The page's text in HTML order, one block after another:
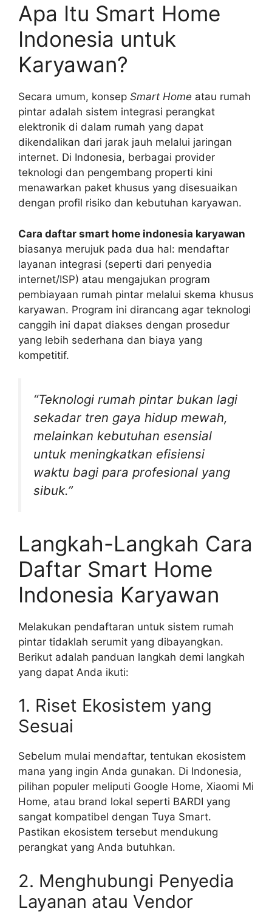
Apa Itu Smart Home
Indonesia untuk
Karyawan?
Secara umum, konsep Smart Home atau rumah
pintar adalah sistem integrasi perangkat
elektronik di dalam rumah yang dapat
dikendalikan dari jarak jauh melalui jaringan
internet. Di Indonesia, berbagai provider
teknologi dan pengembang properti kini
menawarkan paket khusus yang disesuaikan
dengan profil risiko dan kebutuhan karyawan.
Cara daftar smart home indonesia karyawan
biasanya merujuk pada dua hal: mendaftar
layanan integrasi (seperti dari penyedia
internet/ISP) atau mengajukan program
pembiayaan rumah pintar melalui skema khusus
karyawan. Program ini dirancang agar teknologi
canggih ini dapat diakses dengan prosedur
yang lebih sederhana dan biaya yang
kompetitif.
“Teknologi rumah pintar bukan lagi
sekadar tren gaya hidup mewah,
melainkan kebutuhan esensial
untuk meningkatkan efisiensi
waktu bagi para profesional yang
sibuk.”
Langkah-Langkah Cara
Daftar Smart Home
Indonesia Karyawan
Melakukan pendaftaran untuk sistem rumah
pintar tidaklah serumit yang dibayangkan.
Berikut adalah panduan langkah demi langkah
yang dapat Anda ikuti:
1. Riset Ekosistem yang
Sesuai
Sebelum mulai mendaftar, tentukan ekosistem
mana yang ingin Anda gunakan. Di Indonesia,
pilihan populer meliputi Google Home, Xiaomi Mi
Home, atau brand lokal seperti BARDI yang
sangat kompatibel dengan Tuya Smart.
Pastikan ekosistem tersebut mendukung
perangkat yang Anda butuhkan.
2. Menghubungi Penyedia
Layanan atau Vendor